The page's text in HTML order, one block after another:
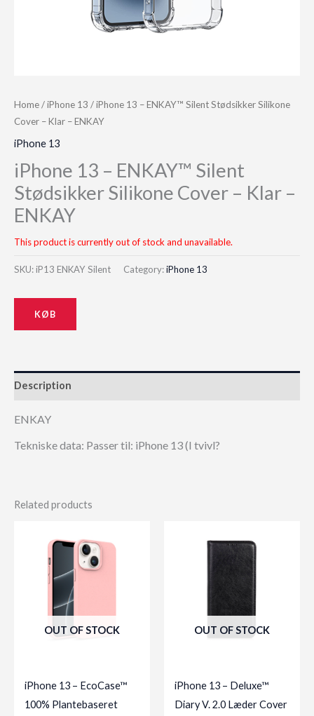
Home/iPhone 13 / iPhone 13 – ENKAY™ Silent Stødsikker Silikone
Cover – Klar – ENKAY
iPhone 13
iPhone 13 – ENKAY™ Silent
Stødsikker Silikone Cover – Klar –
ENKAY
This product is currently out of stock and unavailable.
SKU: iP13 ENKAY Silent Category:iPhone 13
KØB
Description
ENKAY
Tekniske data: Passer til: iPhone 13 (I tvivl?
Related products
OUT OF STOCK
iPhone 13 – EcoCase™
100% Plantebaseret
OUT OF STOCK
iPhone 13 – Deluxe™
Diary V. 2.0 Læder Cover